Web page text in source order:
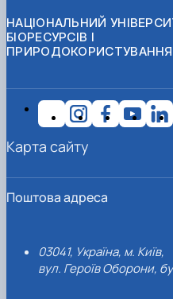
НАЦІОНАЛЬНИЙ
БІОРЕСУРСІВ І
ПРИРОДОКОРИСТУВАННЯ
Поштова адреса
03041, Україна, м. Київ,
вул. Героїв Оборони,
Карта сайту